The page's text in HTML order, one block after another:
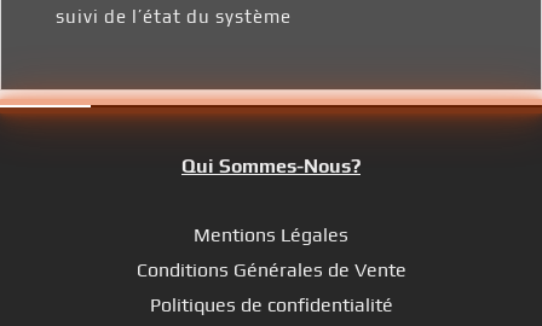
suivi de l’état du système
Qui Sommes-Nous?
Mentions Légales
Conditions Générales de Vente
Politiques de confidentialité